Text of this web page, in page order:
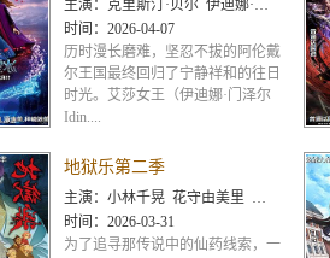
主演： 克里斯汀·贝尔 伊迪娜·门泽尔 乔什·加德 乔纳森·格罗夫 杰森·雷特 埃文·蕾切尔·伍德 斯特林·K·布朗 玛莎·普林顿
时间： 2026-04-07
历时漫长磨难，坚忍不拔的阿伦戴
尔王国最终回归了宁静祥和的往日
时光。艾莎女王（伊迪娜·门泽尔
Idin....
地狱乐第二季
主演： 小林千晃 花守由美里 木村良平 小野贤章 高桥李依 小林亲弘 小市真琴 稻田彻 市川苍 铃木崚汰 游
时间： 2026-03-31
为了追寻那传说中的仙药线索，一